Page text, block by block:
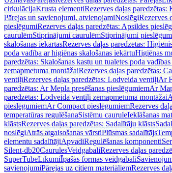
cirkulācijaKrusta elementiRezerves daļas paredzētas:
Pārejas un savienojumi, atvienojamiNoslēgiRezerves
pieslēgumiRezerves daļas paredzētas: Apsildes
caurulēmStiprinājumi caurulēmStiprinājumi
skalošanas iekārtasRezerves daļas paredzētas:
poda vadība ar higiēnas skalošanas iekārtuHigiēnas
paredzētas: Skalošanas kastu un tualetes poda
zemapmetuma montāžaiRezerves daļas paredzētas:
ventiļiRezerves daļas paredzētas: Lodveida ventiļiAr
paredzētas: Ar Mepla presēšanas pieslēgumiemAr
paredzētas: Lodveida ventiļi zemapmetuma montāžai
pieslēgumiemAr Compact pieslēgumiemRezerves
temperatūras regulēšanaSistēmu cauruleIeklāšanas
klāstsRezerves daļas paredzētas: Sadalītāju klāsts
noslēgiĀtrās atgaisošanas vārstiPlūsmas sadalītājs
elementu sadalītājiApvadiRegulēšanas komponenti
Silent-db20CaurulesVeidgabaliRezerves daļas
SuperTubeLīkumiĪpašas formas veidgabali
savienojumiPārejas uz citiem materiāliemRezerves